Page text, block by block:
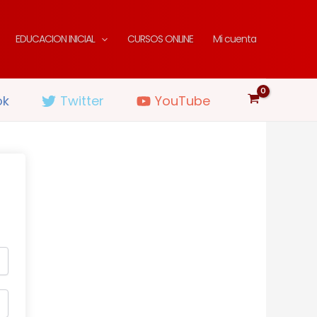
EDUCACION INICIAL CURSOS ONLINE Mi cuenta
Twitter YouTube